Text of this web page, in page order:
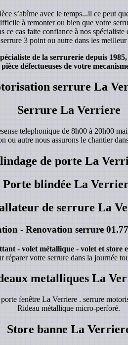
s’abîme avec le temps...il ce peut
à remonter ou bien que votre
ce cas faite confiance à nos
3 point ou autre dans les
de la serrurerie depuis
défectueuses de votre
serrure La
Serrure La Verriere
telephonique de 8h00 à 20h00
ou autre nous assurons le chantier
de porte La
Porte blindée La
de serrure La
- Renovation serrure
- volet métallique - volet et store
réparer votre serrure dans la journée
metalliques La
fenêtre La Verriere . serrure
Rideau métallique micro-perforé.
Store banne La